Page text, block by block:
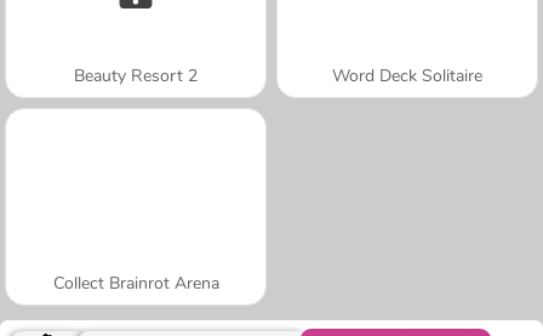
Beauty Resort 2 Word Deck Solitaire
Collect Brainrot Arena